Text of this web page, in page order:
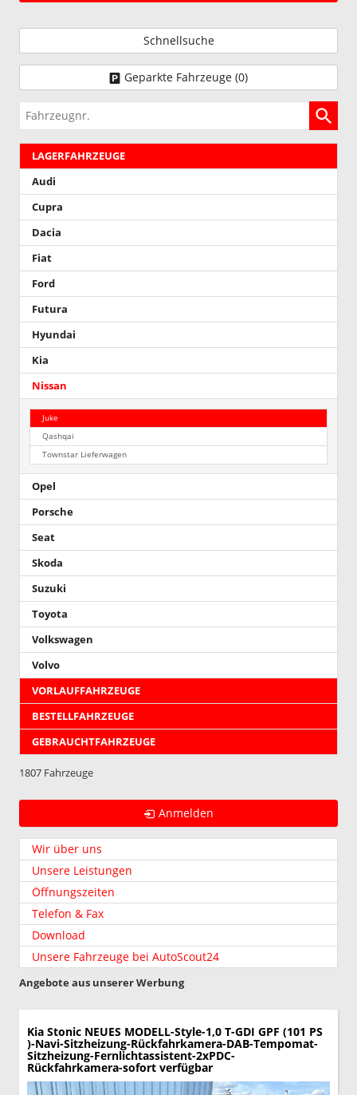
Schnellsuche
Geparkte Fahrzeuge (0)
Fahrzeugnr.
LAGERFAHRZEUGE
Audi
Cupra
Dacia
Fiat
Ford
Futura
Hyundai
Kia
Nissan
Juke
Qashqai
Townstar Lieferwagen
Opel
Porsche
Seat
Skoda
Suzuki
Toyota
Volkswagen
Volvo
VORLAUFFAHRZEUGE
BESTELLFAHRZEUGE
GEBRAUCHTFAHRZEUGE
1807 Fahrzeuge
Anmelden
Wir über uns
Unsere Leistungen
Öffnungszeiten
Telefon & Fax
Download
Unsere Fahrzeuge bei AutoScout24
Angebote aus unserer Werbung
Kia Stonic NEUES MODELL-Style-1,0 T-GDI GPF (101 PS
)-Navi-Sitzheizung-Rückfahrkamera-DAB-Tempomat-
Sitzheizung-Fernlichtassistent-2xPDC-
Rückfahrkamera-sofort verfügbar